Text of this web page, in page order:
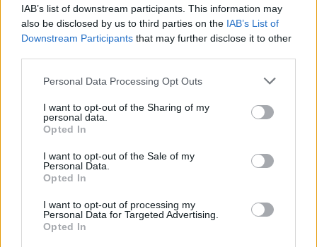
IAB’s list of downstream participants. This information may
also be disclosed by us to third parties on the IAB’s List of
Downstream Participants that may further disclose it to other
Please note that this website/app uses one or more Google
not limited to your visit or usage behaviour. You may click to
grant or deny consent to Google and its third-party tags to
use your data for below specified purposes in below Google
consent section.
Personal Data Processing Opt Outs
I want to opt-out of the Sharing of my
personal data.
Opted In
I want to opt-out of the Sale of my
Personal Data.
Opted In
I want to opt-out of processing my
Personal Data for Targeted Advertising.
Opted In
Verstappen győzelmi aránya 86,4%, a Red Bullé 95,4% volt
idén. Más sportágakban kik, mely csapatok futották a